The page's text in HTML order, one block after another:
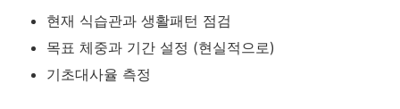
현재 식습관과 생활패턴 점검
목표 체중과 기간 설정 (현실적으로)
기초대사율 측정